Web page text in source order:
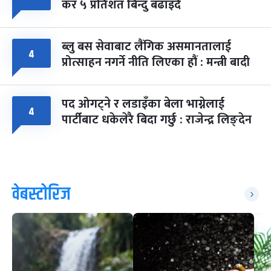
कर ५ प्रतिशत बिन्दु बढाइँदै
४ ब्लु बस सेवाबाट लैंगिक असमानतालाई
प्रोत्साहन नगर्ने नीति लिएका हौं : मन्त्री बादी
४ पद ओगट्ने र लडाइँका बेला भाग्नेलाई
पार्टीबाट धकेलेरै बिदा गर्छु : राजेन्द्र लिङ्देन
वेबस्टोरिज